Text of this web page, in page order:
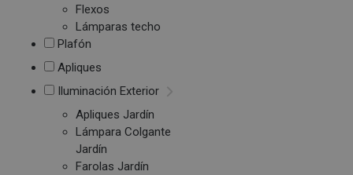
Flexos
Lámparas techo
Plafón
Apliques
Iluminación Exterior
Apliques Jardín
Lámpara Colgante
Jardín
Farolas Jardín